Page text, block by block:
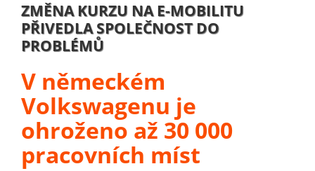
ZMĚNA KURZU NA E-MOBILITU
PŘIVEDLA SPOLEČNOST DO
PROBLÉMŮ
V německém
Volkswagenu je
ohroženo až 30 000
pracovních míst